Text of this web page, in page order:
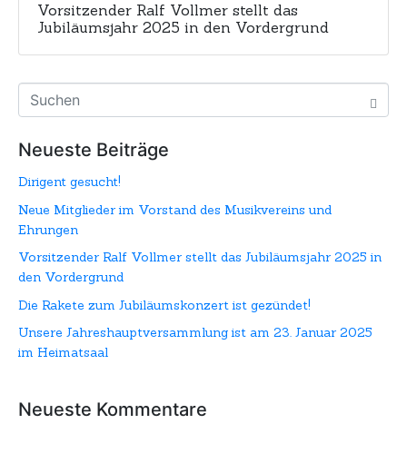
Vorsitzender Ralf Vollmer stellt das
Jubiläumsjahr 2025 in den Vordergrund
Neueste Beiträge
Dirigent gesucht!
Neue Mitglieder im Vorstand des Musikvereins und
Ehrungen
Vorsitzender Ralf Vollmer stellt das Jubiläumsjahr 2025 in
den Vordergrund
Die Rakete zum Jubiläumskonzert ist gezündet!
Unsere Jahreshauptversammlung ist am 23. Januar 2025
im Heimatsaal
Neueste Kommentare